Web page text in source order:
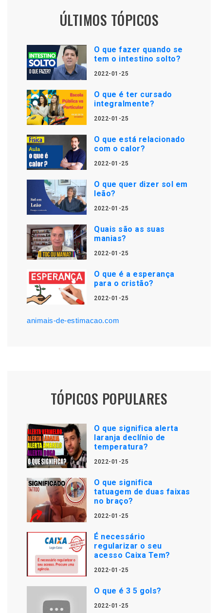
ÚLTIMOS TÓPICOS
O que fazer quando se
tem o intestino solto?
2022-01-25
O que é ter cursado
integralmente?
2022-01-25
O que está relacionado
com o calor?
2022-01-25
O que quer dizer sol em
leão?
2022-01-25
Quais são as suas
manias?
2022-01-25
O que é a esperança
para o cristão?
2022-01-25
animais-de-estimacao.com
TÓPICOS POPULARES
O que significa alerta
laranja declínio de
temperatura?
2022-01-25
O que significa
tatuagem de duas faixas
no braço?
2022-01-25
É necessário
regularizar o seu
acesso Caixa Tem?
2022-01-25
O que é 3 5 gols?
2022-01-25